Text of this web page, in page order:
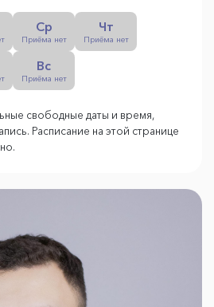
Ср
Приёма нет
Чт
Приёма нет
Вс
Приёма нет
свободные даты и время,
Расписание на этой странице